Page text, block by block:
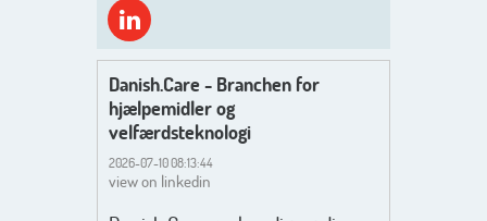
Danish.Care - Branchen for
hjælpemidler og
velfærdsteknologi
2026-07-10 08:13:44
view on linkedin